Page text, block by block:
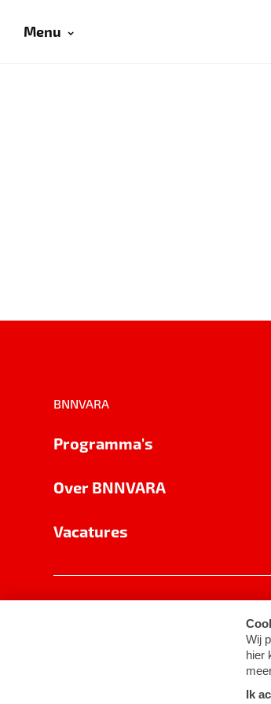
Menu
BNNVARA
Programma's
Over BNNVARA
Vacatures
Cookie-instellingen